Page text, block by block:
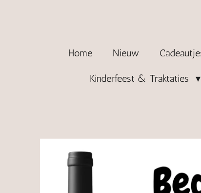
Home Nieuw
Kinderfeest & Traktaties